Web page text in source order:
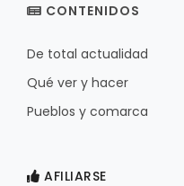
CONTENIDOS
De total actualidad
Qué ver y hacer
Pueblos y comarca
AFILIARSE